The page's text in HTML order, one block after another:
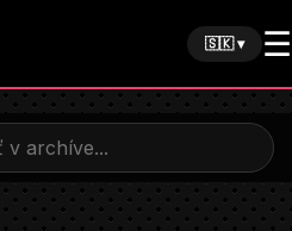
🇸🇰 ▾ ☰